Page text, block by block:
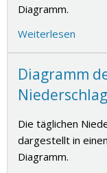
Diagramm.
Weiterlesen
Diagramm
Die täglichen
dargestellt in
Diagramm.